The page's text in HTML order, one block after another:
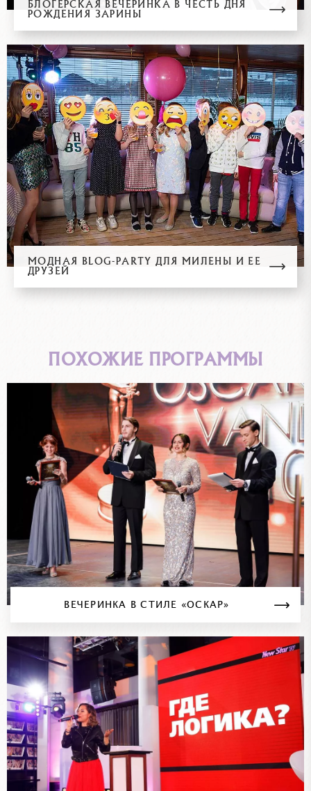
БЛОГЕРСКАЯ ВЕЧЕРИНКА В ЧЕСТЬ ДНЯ
РОЖДЕНИЯ ЗАРИНЫ
МОДНАЯ BLOG-PARTY ДЛЯ МИЛЕНЫ И ЕЕ
ДРУЗЕЙ
ПОХОЖИЕ ПРОГРАММЫ
ВЕЧЕРИНКА В СТИЛЕ «ОСКАР»